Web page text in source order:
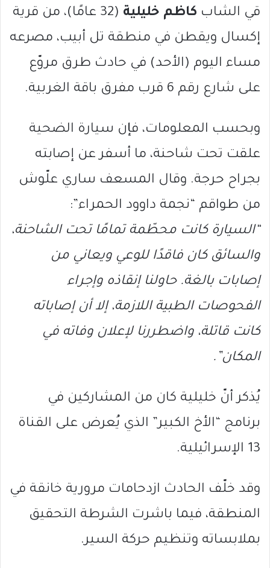
قي الشاب كاظم خليلية
(32 عامًا)، من قرية
إكسال ويقطن في منطقة تل أبيب، مصرعه
مساء اليوم (الأحد) في حادث طرق مروّع
على شارع رقم 6 قرب مفرق باقة الغربية.
وبحسب المعلومات، فإن سيارة الضحية
علقت تحت شاحنة، ما أسفر عن إصابته
بجراح حرجة. وقال المسعف ساري علّوش
من طواقم “نجمة داوود الحمراء”:
“السيارة كانت محطّمة تمامًا تحت الشاحنة،
والسائق كان فاقدًا للوعي ويعاني من
إصابات بالغة. حاولنا إنقاذه وإجراء
الفحوصات الطبية اللازمة، إلا أن إصاباته
كانت قاتلة، واضطررنا لإعلان وفاته في
المكان”.
يُذكر أنّ خليلية كان من المشاركين في
برنامج “الأخ الكبير” الذي يُعرض على القناة
13 الإسرائيلية.
وقد خلّف الحادث ازدحامات مرورية خانقة في
المنطقة، فيما باشرت الشرطة التحقيق
بملابساته وتنظيم حركة السير.